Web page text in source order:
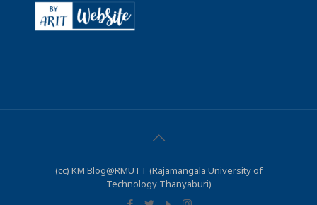
(cc) KM Blog@RMUTT (Rajamangala University of
Technology Thanyaburi)